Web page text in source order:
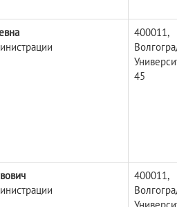
400011,
45
400011,